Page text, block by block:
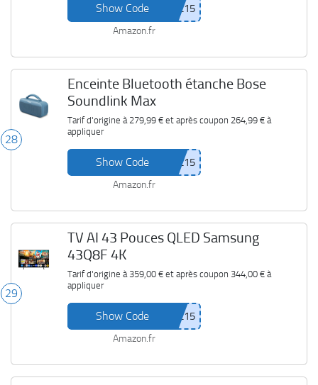
Show Code
Amazon.fr
28
Enceinte Bluetooth étanche Bose
Soundlink Max
Tarif d'origine à 279,99 €et après coupon 264,99 €à
appliquer
Show Code
Amazon.fr
29
TV AI 43 Pouces QLED Samsung
43Q8F 4K
Tarif d'origine à 359,00 €et après coupon 344,00 €à
appliquer
Show Code
Amazon.fr